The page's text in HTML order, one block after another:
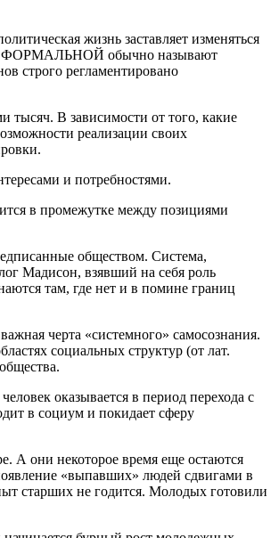
жизнь заставляет изменяться
ФОРМАЛЬНОЙ обычно называют
строго регламентировано
В зависимости от того, какие
реализации своих
и потребностями.
в промежутке между позициями
обществом. Система,
Мадисон, взявший на себя роль
там, где нет и в помине границ
черта «системного» самосознания.
социальных структур (от лат.
оказывается в период перехода с
в социум и покидает сферу
А они некоторое время еще остаются
«выпавших» людей сдвигами в
старших не годится. Молодых готовили